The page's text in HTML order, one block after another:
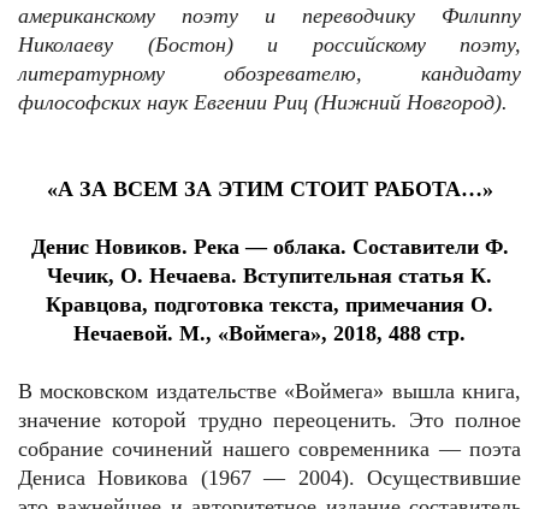
американскому поэту и переводчику Филиппу
Николаеву (Бостон) и российскому поэту,
литературному обозревателю, кандидату
философских наук Евгении Риц (Нижний Новгород).
«А ЗА ВСЕМ ЗА ЭТИМ СТОИТ РАБОТА…»
Денис Новиков. Река — облака. Составители Ф.
Чечик, О. Нечаева. Вступительная статья К.
Кравцова, подготовка текста, примечания О.
Нечаевой. М., «Воймега», 2018, 488 стр.
В московском издательстве «Воймега» вышла книга,
значение которой трудно переоценить. Это полное
собрание сочинений нашего современника — поэта
Дениса Новикова (1967 — 2004). Осуществившие